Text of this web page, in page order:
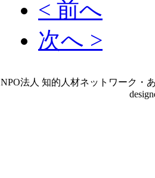
< 前へ
次へ >
NPO法人 知的人材ネットワーク・